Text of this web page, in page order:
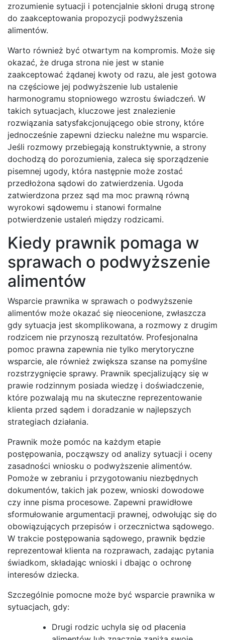
zrozumienie sytuacji i potencjalnie skłoni drugą stronę
do zaakceptowania propozycji podwyższenia
alimentów.
Warto również być otwartym na kompromis. Może się
okazać, że druga strona nie jest w stanie
zaakceptować żądanej kwoty od razu, ale jest gotowa
na częściowe jej podwyższenie lub ustalenie
harmonogramu stopniowego wzrostu świadczeń. W
takich sytuacjach, kluczowe jest znalezienie
rozwiązania satysfakcjonującego obie strony, które
jednocześnie zapewni dziecku należne mu wsparcie.
Jeśli rozmowy przebiegają konstruktywnie, a strony
dochodzą do porozumienia, zaleca się sporządzenie
pisemnej ugody, która następnie może zostać
przedłożona sądowi do zatwierdzenia. Ugoda
zatwierdzona przez sąd ma moc prawną równą
wyrokowi sądowemu i stanowi formalne
potwierdzenie ustaleń między rodzicami.
Kiedy prawnik pomaga w
sprawach o podwyższenie
alimentów
Wsparcie prawnika w sprawach o podwyższenie
alimentów może okazać się nieocenione, zwłaszcza
gdy sytuacja jest skomplikowana, a rozmowy z drugim
rodzicem nie przynoszą rezultatów. Profesjonalna
pomoc prawna zapewnia nie tylko merytoryczne
wsparcie, ale również zwiększa szanse na pomyślne
rozstrzygnięcie sprawy. Prawnik specjalizujący się w
prawie rodzinnym posiada wiedzę i doświadczenie,
które pozwalają mu na skuteczne reprezentowanie
klienta przed sądem i doradzanie w najlepszych
strategiach działania.
Prawnik może pomóc na każdym etapie
postępowania, począwszy od analizy sytuacji i oceny
zasadności wniosku o podwyższenie alimentów.
Pomoże w zebraniu i przygotowaniu niezbędnych
dokumentów, takich jak pozew, wnioski dowodowe
czy inne pisma procesowe. Zapewni prawidłowe
sformułowanie argumentacji prawnej, odwołując się do
obowiązujących przepisów i orzecznictwa sądowego.
W trakcie postępowania sądowego, prawnik będzie
reprezentował klienta na rozprawach, zadając pytania
świadkom, składając wnioski i dbając o ochronę
interesów dziecka.
Szczególnie pomocne może być wsparcie prawnika w
sytuacjach, gdy:
Drugi rodzic uchyla się od płacenia